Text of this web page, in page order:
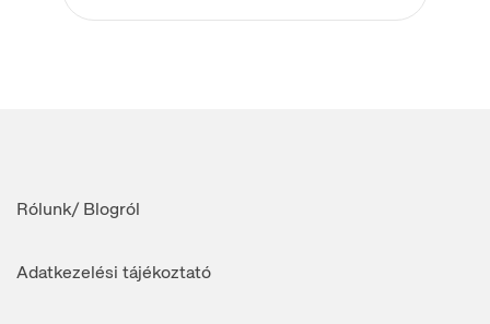
Rólunk/ Blogról
Adatkezelési tájékoztató